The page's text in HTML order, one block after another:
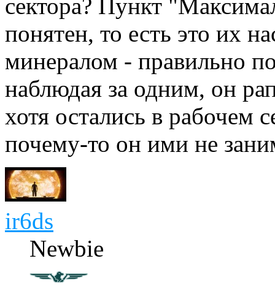
сектора? Пункт
понятен, то есть это их
минералом - правильно
наблюдая за одним, он
хотя остались в рабочем
почему-то он ими не
ir6ds
Newbie